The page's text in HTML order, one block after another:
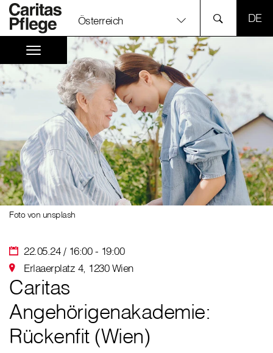
Österreich
22.05.24 / 16:00 - 19:00
Erlaaerplatz 4, 1230 Wien
Foto von unsplash
Caritas
Angehörigenakademie:
Rückenfit (Wien)